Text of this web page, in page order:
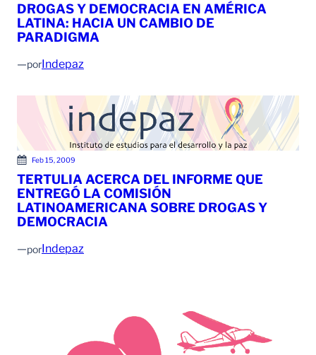
DROGAS Y DEMOCRACIA EN AMÉRICA
LATINA: HACIA UN CAMBIO DE
PARADIGMA
—porIndepaz
Feb 15, 2009
TERTULIA ACERCA DEL INFORME QUE
ENTREGÓ LA COMISIÓN
LATINOAMERICANA SOBRE DROGAS Y
DEMOCRACIA
—porIndepaz